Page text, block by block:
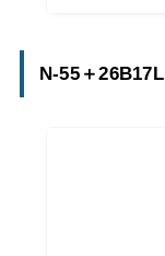
N-55＋26B17L